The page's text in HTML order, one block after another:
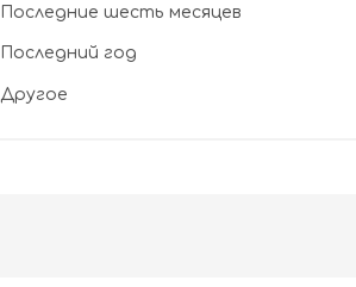
Последние шесть месяцев
Последний год
Другое